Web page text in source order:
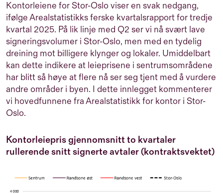
kunders beslutningsgrunnlag ved å levere dype data-
drevne analyser. Jørgens lidenskap ligger i å avdekke
innsikt på både markeds- og eiendomsnivå, og han
bistår aktivt selskapets avdelinger med kundeoppdrag
og utarbeidelse av markedsanalyser i tett samarbeid
med MCRV-teamet.
Kontorleiene for Stor-Oslo viser en svak nedgang,
ifølge Arealstatistikks ferske kvartalsrapport for tredje
kvartal 2025. På lik linje med Q2 ser vi nå svært lave
signeringsvolumer i Stor-Oslo, men med en tydelig
dreining mot billigere klynger og lokaler. Umiddelbart
kan dette indikere at leieprisene i sentrumsområdene
har blitt så høye at flere nå ser seg tjent med å vurdere
andre områder i byen. I dette innlegget kommenterer
vi hovedfunnene fra Arealstatistikk for kontor i Stor-
Oslo.
Kontorleiepris gjennomsnitt to kvartaler
rullerende snitt signerte avtaler (kontraktsvektet)